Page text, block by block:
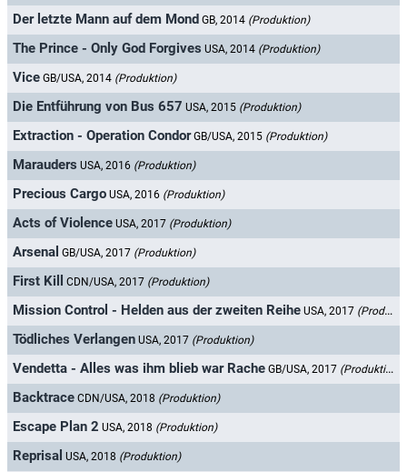
Der letzte Mann auf dem Mond GB, 2014 (Produktion)
The Prince - Only God Forgives USA, 2014 (Produktion)
Vice GB/USA, 2014 (Produktion)
Die Entführung von Bus 657 USA, 2015 (Produktion)
Extraction - Operation Condor GB/USA, 2015 (Produktion)
Marauders USA, 2016 (Produktion)
Precious Cargo USA, 2016 (Produktion)
Acts of Violence USA, 2017 (Produktion)
Arsenal GB/USA, 2017 (Produktion)
First Kill CDN/USA, 2017 (Produktion)
Mission Control - Helden aus der zweiten Reihe USA, 2017 (Produktion)
Tödliches Verlangen USA, 2017 (Produktion)
Vendetta - Alles was ihm blieb war Rache GB/USA, 2017 (Produktion)
Backtrace CDN/USA, 2018 (Produktion)
Escape Plan 2 USA, 2018 (Produktion)
Reprisal USA, 2018 (Produktion)